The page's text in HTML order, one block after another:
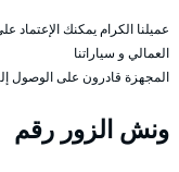
عميلنا الكرام يمكنك الإعتماد
العمالي و سياراتنا
المجهزة قادرون على الوصول
ونش الزور رقم